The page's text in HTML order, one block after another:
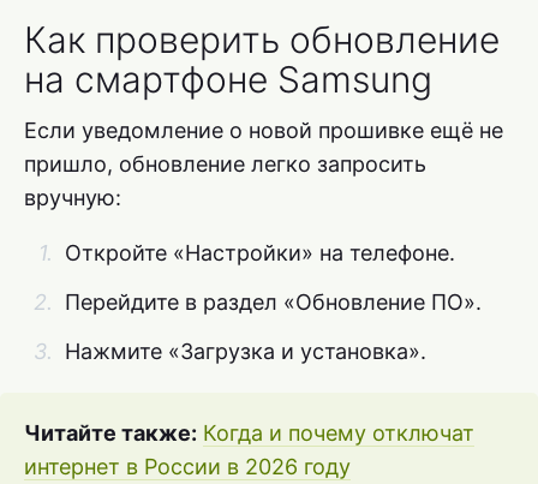
Как проверить обновление
на смартфоне Samsung
Если уведомление о новой прошивке ещё не
пришло, обновление легко запросить
вручную:
Откройте «Настройки» на телефоне.
Перейдите в раздел «Обновление ПО».
Нажмите «Загрузка и установка».
Читайте также: Когда и почему отключат
интернет в России в 2026 году